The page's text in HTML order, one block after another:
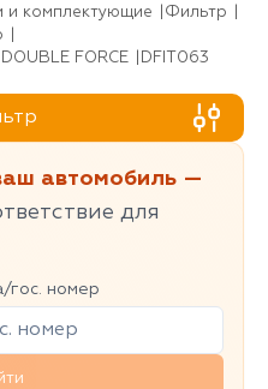
и комплектующие
фильтр
DOUBLE FORCE DFIT063
автомобиль —
для
гос. номер